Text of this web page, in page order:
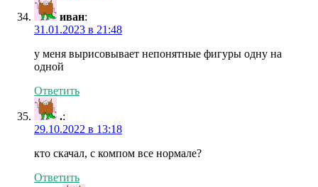
иван:
31.01.2023 в 21:48
у меня вырисовывает непонятные фигуры одну на
одной
Ответить
.:
29.10.2022 в 13:18
кто скачал, с компом все нормале?
Ответить